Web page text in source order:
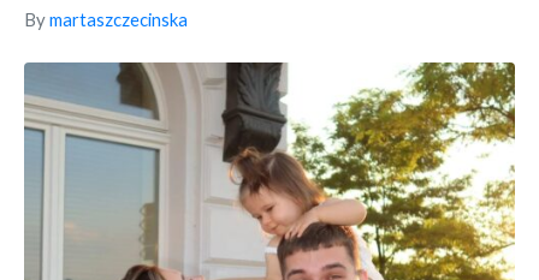
Bymartaszczecinska